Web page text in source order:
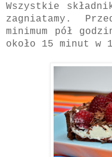
Wszystkie
zagniatamy.
minimum pół
około 15 minut w